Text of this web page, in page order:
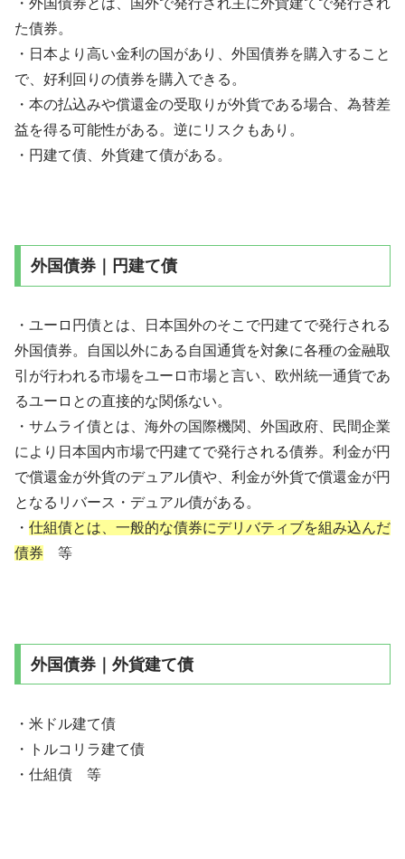
た債券。
・日本より高い金利の国があり、外国債券を購入すること
で、好利回りの債券を購入できる。
・本の払込みや償還金の受取りが外貨である場合、為替差
益を得る可能性がある。逆にリスクもあり。
・円建て債、外貨建て債がある。
外国債券｜円建て債
・ユーロ円債とは、日本国外のそこで円建てで発行される
外国債券。自国以外にある自国通貨を対象に各種の金融取
引が行われる市場をユーロ市場と言い、欧州統一通貨であ
るユーロとの直接的な関係ない。
・サムライ債とは、海外の国際機関、外国政府、民間企業
により日本国内市場で円建てで発行される債券。利金が円
で償還金が外貨のデュアル債や、利金が外貨で償還金が円
となるリバース・デュアル債がある。
・ 仕組債とは、一般的な債券にデリバティブを組み込んだ
債券 等
外国債券｜外貨建て債
・米ドル建て債
・トルコリラ建て債
・仕組債 等